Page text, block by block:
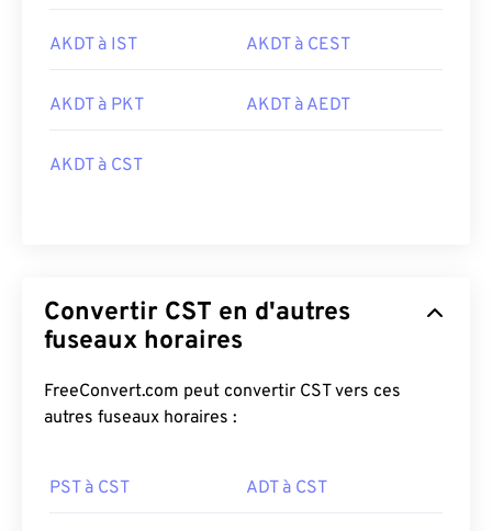
AKDT à IST AKDT à CEST
AKDT à PKT AKDT à AEDT
AKDT à CST
Convertir CST en d'autres
fuseaux horaires
FreeConvert.com peut convertir CST vers ces
autres fuseaux horaires :
PST à CST ADT à CST